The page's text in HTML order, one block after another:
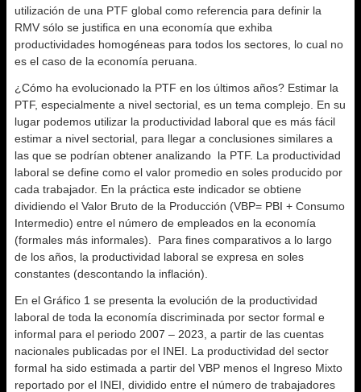
utilización de una PTF global como referencia para definir la
RMV sólo se justifica en una economía que exhiba
productividades homogéneas para todos los sectores, lo cual no
es el caso de la economía peruana.
¿Cómo ha evolucionado la PTF en los últimos años? Estimar la
PTF, especialmente a nivel sectorial, es un tema complejo. En su
lugar podemos utilizar la productividad laboral que es más fácil
estimar a nivel sectorial, para llegar a conclusiones similares a
las que se podrían obtener analizando la PTF. La productividad
laboral se define como el valor promedio en soles producido por
cada trabajador. En la práctica este indicador se obtiene
dividiendo el Valor Bruto de la Producción (VBP= PBI + Consumo
Intermedio) entre el número de empleados en la economía
(formales más informales). Para fines comparativos a lo largo
de los años, la productividad laboral se expresa en soles
constantes (descontando la inflación).
En el Gráfico 1 se presenta la evolución de la productividad
laboral de toda la economía discriminada por sector formal e
informal para el periodo 2007 – 2023, a partir de las cuentas
nacionales publicadas por el INEI. La productividad del sector
formal ha sido estimada a partir del VBP menos el Ingreso Mixto
reportado por el INEI, dividido entre el número de trabajadores